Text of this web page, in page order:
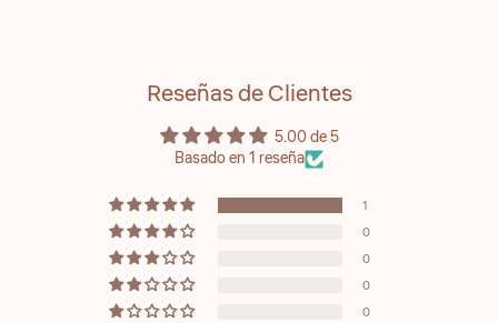
Reseñas de Clientes
5.00 de 5
Basado en 1 reseña
1
0
0
0
0